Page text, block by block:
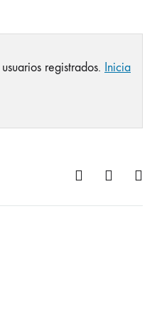
registrados. Inicia